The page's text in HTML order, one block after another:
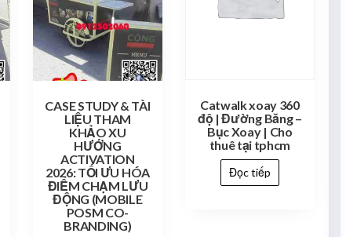
CASE STUDY & TÀI
LIỆU THAM
KHẢO XU
HƯỚNG
ACTIVATION
2026: TỐI ƯU HÓA
ĐIỂM CHẠM LƯU
ĐỘNG (MOBILE
POSM CO-
BRANDING)
Catwalk xoay 360
độ | Đường Băng –
Bục Xoay | Cho
thuê tại tphcm
Đọc tiếp